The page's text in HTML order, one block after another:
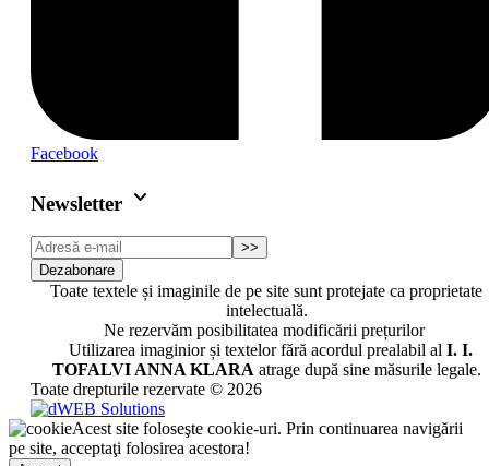
Facebook
Newsletter keyboard_arrow_down
>>
Dezabonare
Toate textele și imaginile de pe site sunt protejate ca proprietate
intelectuală.
Ne rezervăm posibilitatea modificării prețurilor
Utilizarea imaginior și textelor fără acordul prealabil al I. I.
TOFALVI ANNA KLARA atrage după sine măsurile legale.
Toate drepturile rezervate © 2026
Acest site foloseşte cookie-uri. Prin continuarea navigării
pe site, acceptaţi folosirea acestora!